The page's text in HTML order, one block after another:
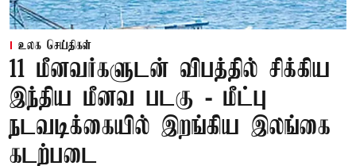
உலக செய்திகள்
11 மீனவர்களுடன் விபத்தில் சிக்கிய
இந்திய மீனவ படகு - மீட்பு
நடவடிக்கையில் இறங்கிய இலங்கை
கடற்படை